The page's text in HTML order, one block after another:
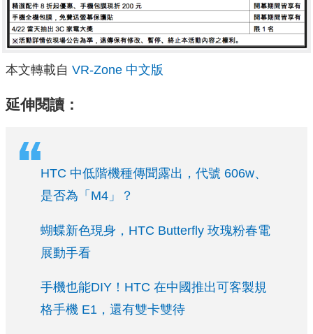
本文轉載自 VR-Zone 中文版
延伸閱讀：
HTC 中低階機種傳聞露出，代號 606w、
是否為「M4」？
蝴蝶新色現身，HTC Butterfly 玫瑰粉春電
展動手看
手機也能DIY！HTC 在中國推出可客製規
格手機 E1，還有雙卡雙待